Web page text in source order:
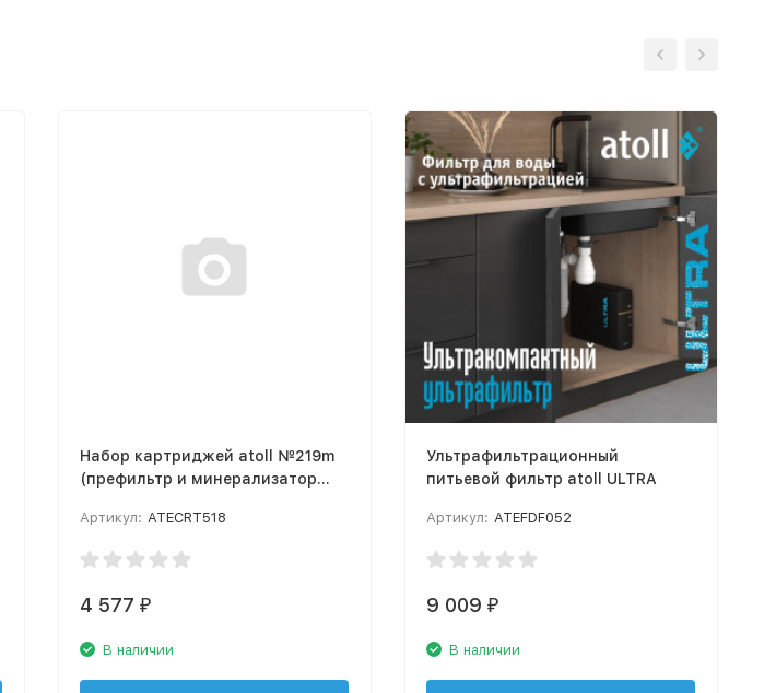
Набор картриджей atoll №219m
(префильтр и минерализатор
Артикул: ATECRT518
4 577 ₽
В наличии
Ультрафильтрационный
питьевой фильтр atoll ULTRA
Артикул: ATEFDF052
9 009 ₽
В наличии